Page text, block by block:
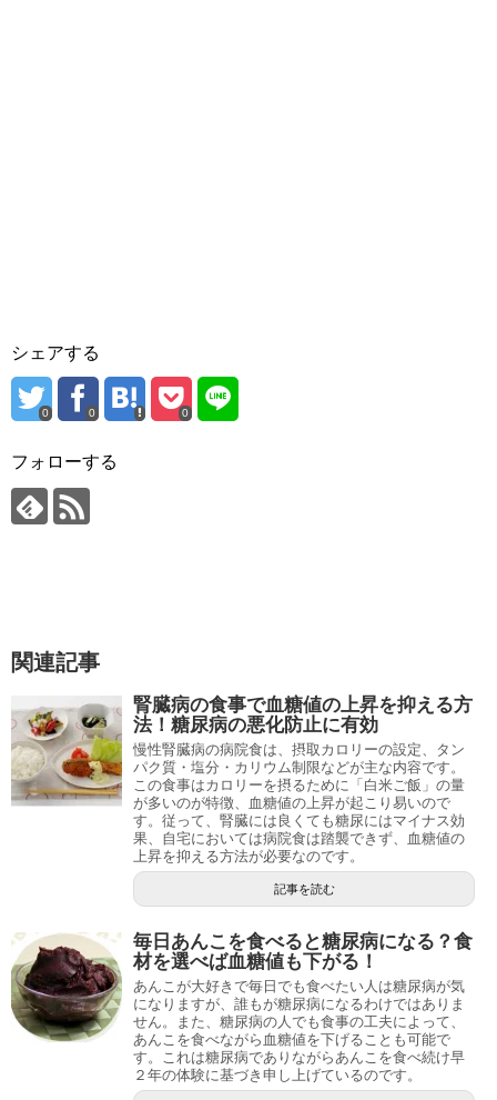
シェアする
0 0 0
フォローする
関連記事
腎臓病の食事で血糖値の上昇を抑える方
法！糖尿病の悪化防止に有効
慢性腎臓病の病院食は、摂取カロリーの設定、タン
パク質・塩分・カリウム制限などが主な内容です。
この食事はカロリーを摂るために「白米ご飯」の量
が多いのが特徴、血糖値の上昇が起こり易いので
す。従って、腎臓には良くても糖尿にはマイナス効
果、自宅においては病院食は踏襲できず、血糖値の
上昇を抑える方法が必要なのです。
記事を読む
毎日あんこを食べると糖尿病になる？食
材を選べば血糖値も下がる！
あんこが大好きで毎日でも食べたい人は糖尿病が気
になりますが、誰もが糖尿病になるわけではありま
せん。また、糖尿病の人でも食事の工夫によって、
あんこを食べながら血糖値を下げることも可能で
す。これは糖尿病でありながらあんこを食べ続け早
２年の体験に基づき申し上げているのです。